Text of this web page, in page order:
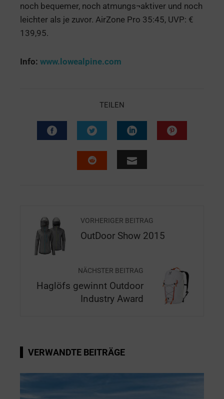
noch bequemer, noch atmungs¬aktiver und noch
leichter als je zuvor. AirZone Pro 35:45, UVP: €
139,95.
Info: www.lowealpine.com
TEILEN
VORHERIGER BEITRAG
OutDoor Show 2015
NÄCHSTER BEITRAG
Haglöfs gewinnt Outdoor
Industry Award
VERWANDTE BEITRÄGE